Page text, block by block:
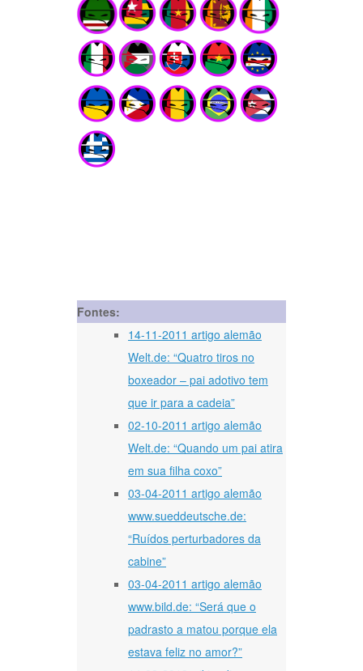
Fontes:
14-11-2011 artigo alemão
Welt.de: “Quatro tiros no
boxeador – pai adotivo tem
que ir para a cadeia”
02-10-2011 artigo alemão
Welt.de: “Quando um pai atira
em sua filha coxo”
03-04-2011 artigo alemão
www.sueddeutsche.de:
“Ruídos perturbadores da
cabine”
03-04-2011 artigo alemão
www.bild.de: “Será que o
padrasto a matou porque ela
estava feliz no amor?”